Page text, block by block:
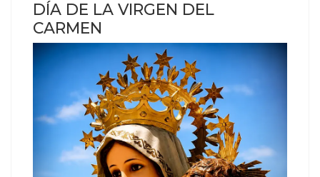
DÍA DE LA VIRGEN DEL
CARMEN